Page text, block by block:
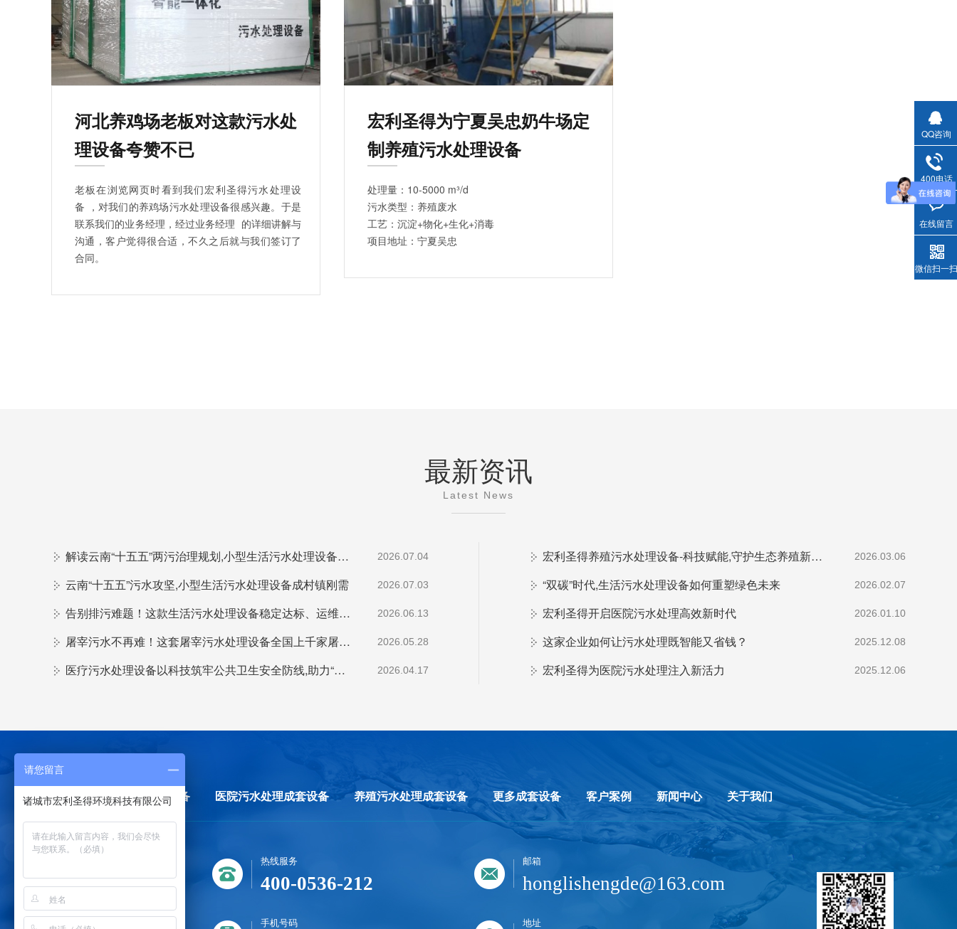
河北养鸡场老板对这款污水处
理设备夸赞不已
老板在浏览网页时看到我们宏利圣得污水处理设
备 ，对我们的养鸡场污水处理设备很感兴趣。于是
联系我们的业务经理，经过业务经理 的详细讲解与
沟通，客户觉得很合适，不久之后就与我们签订了
合同。
宏利圣得为宁夏吴忠奶牛场定
制养殖污水处理设备
处理量：10-5000 m³/d
污水类型：养殖废水
工艺：沉淀+物化+生化+消毒
项目地址：宁夏吴忠
最新资讯
Latest News
解读云南“十五五”两污治理规划,小型生活污水处理设备市场机遇 2026.07.04
云南“十五五”污水攻坚,小型生活污水处理设备成村镇刚需 2026.07.03
告别排污难题！这款生活污水处理设备稳定达标、运维省心 2026.06.13
屠宰污水不再难！这套屠宰污水处理设备全国上千家屠宰场都在用 2026.05.28
医疗污水处理设备以科技筑牢公共卫生安全防线,助力“平急两用”医疗体系建设 2026.04.17
宏利圣得养殖污水处理设备-科技赋能,守护生态养殖新未来 2026.03.06
“双碳”时代,生活污水处理设备如何重塑绿色未来 2026.02.07
宏利圣得开启医院污水处理高效新时代 2026.01.10
这家企业如何让污水处理既智能又省钱？ 2025.12.08
宏利圣得为医院污水处理注入新活力 2025.12.06
首页 生活污水处理设备 医院污水处理成套设备 养殖污水处理成套设备 更多成套设备 客户案例 新闻中心 关于我们
热线服务
400-0536-212
邮箱
honglishengde@163.com
手机号码 地址
QQ咨询
400电话
在线留言
微信扫一扫
请您留言
诸城市宏利圣得环境科技有限公司